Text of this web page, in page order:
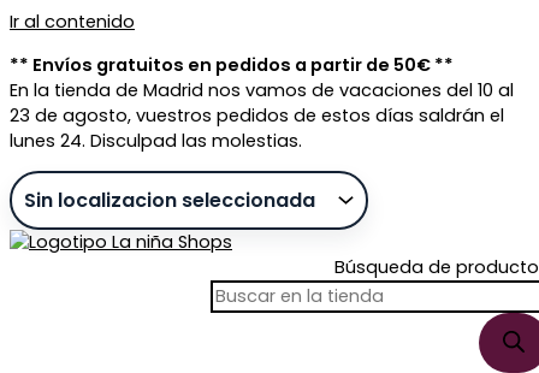
Ir al contenido
** Envíos gratuitos en pedidos a partir de 50€ **
En la tienda de Madrid nos vamos de vacaciones del 10 al
23 de agosto, vuestros pedidos de estos días saldrán el
lunes 24. Disculpad las molestias.
Búsqueda de